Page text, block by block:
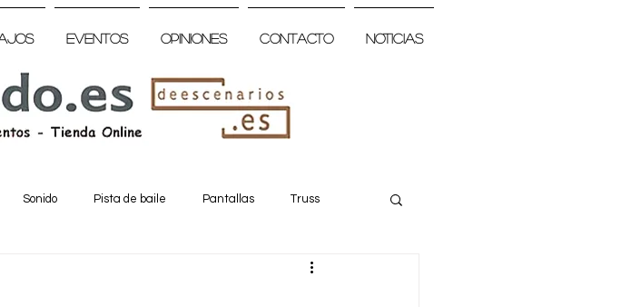
Eventos Opiniones Contacto Noticias
Sonido Pista de baile Pantallas Truss